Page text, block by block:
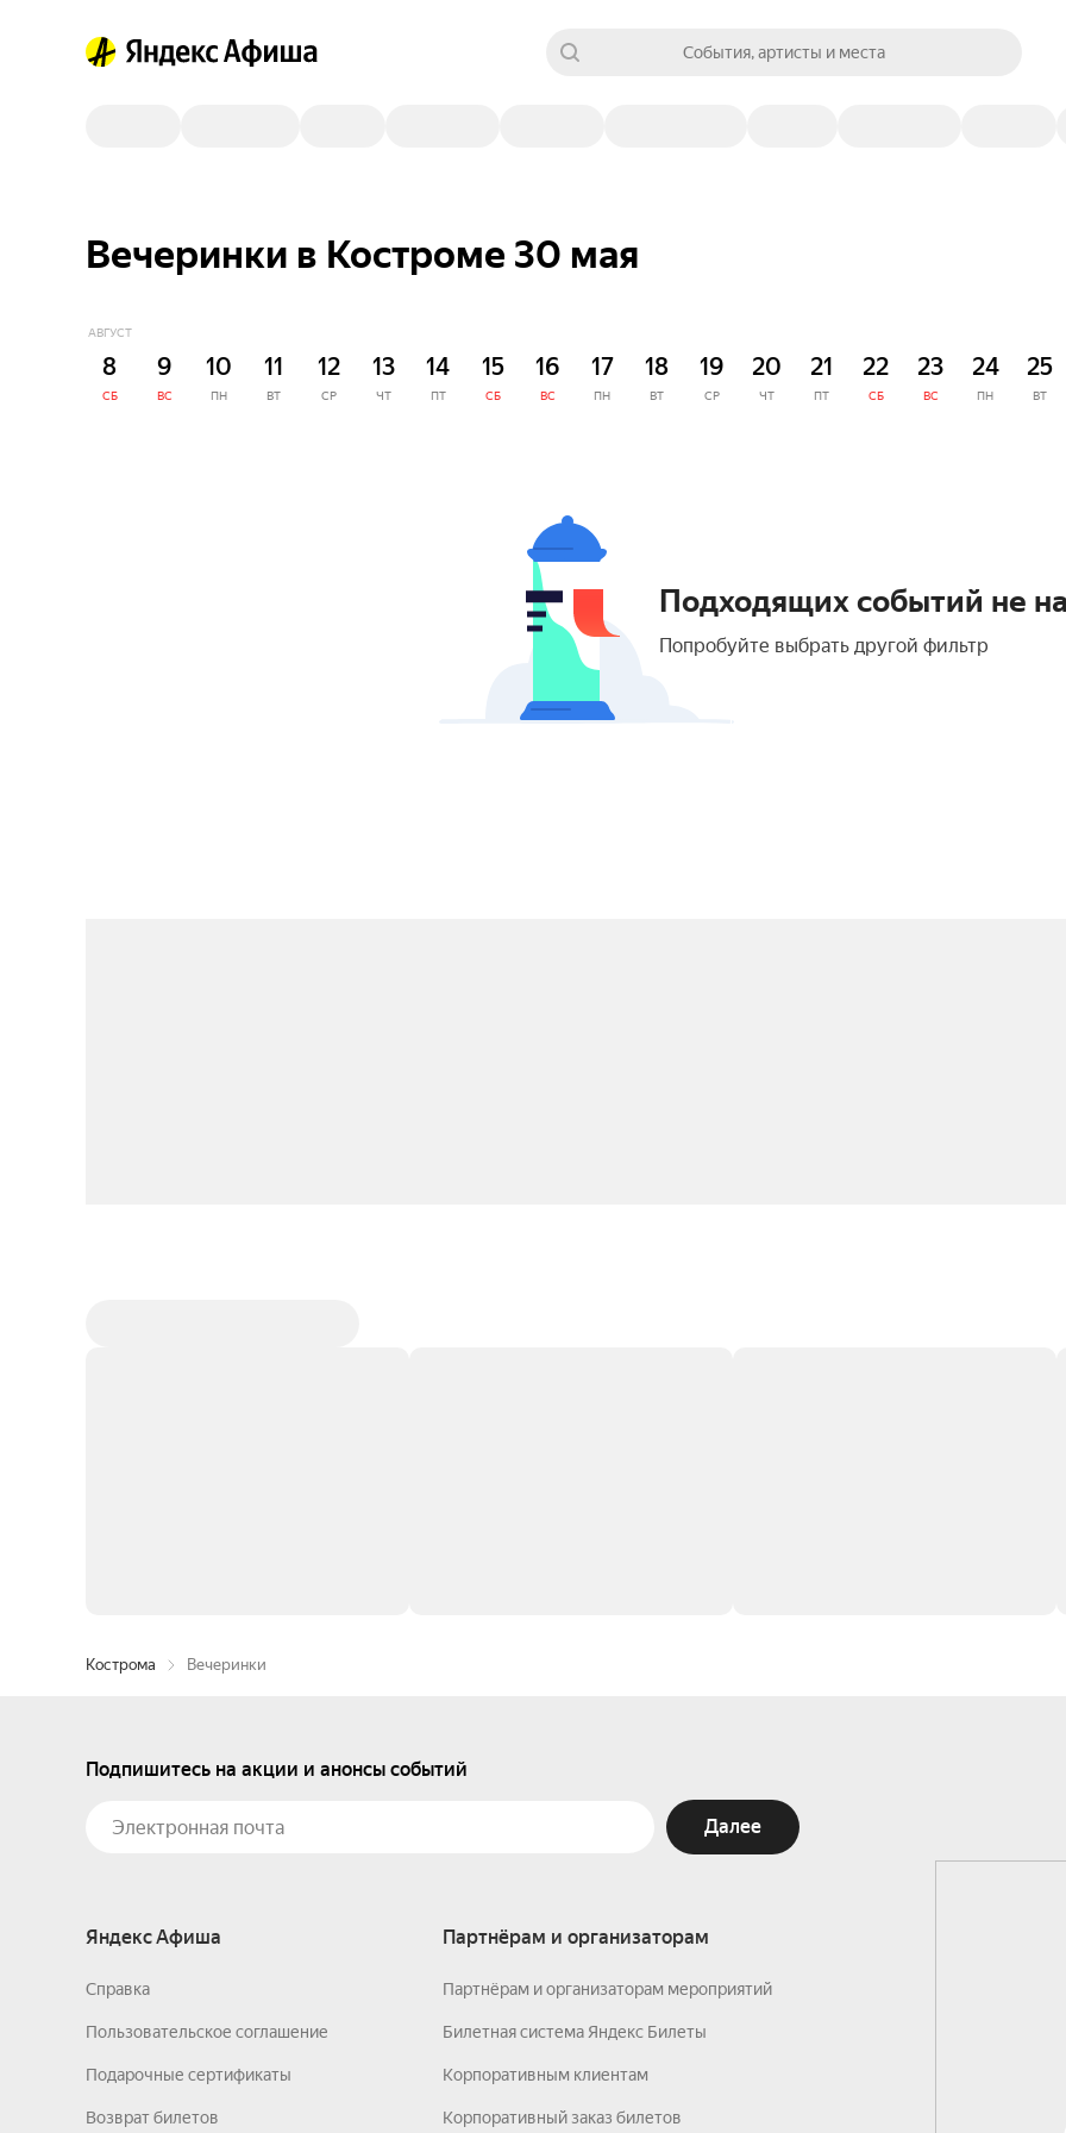
События, артисты и места
Вечеринки в Костроме 30 мая
АВГУСТ
8
СБ
9
ВС
10
ПН
11
ВТ
12
СР
13
ЧТ
14
ПТ
15
СБ
16
ВС
17
ПН
18
ВТ
19
СР
20
ЧТ
21
ПТ
22
СБ
23
ВС
24
ПН
25
ВТ
Подходящих событий не
Попробуйте выбрать другой фильтр
Кострома Вечеринки
Подпишитесь на акции и анонсы событий
Далее
Яндекс Афиша
Справка
Пользовательское соглашение
Подарочные сертификаты
Возврат билетов
Партнёрам и организаторам
Партнёрам и организаторам мероприятий
Билетная система Яндекс Билеты
Корпоративным клиентам
Корпоративный заказ билетов